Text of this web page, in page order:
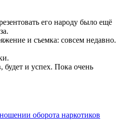
его народу было ещё
и съемка: совсем недавно.
будет и успех. Пока очень
оборота наркотиков